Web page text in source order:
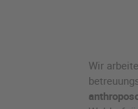
Wir